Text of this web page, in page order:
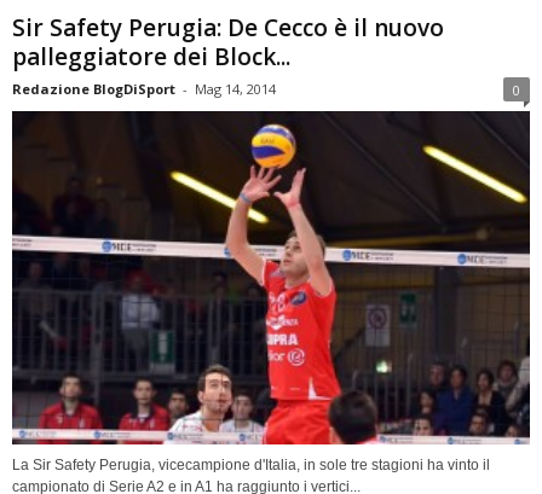
Sir Safety Perugia: De Cecco è il nuovo
palleggiatore dei Block...
Redazione BlogDiSport - Mag 14, 2014 0
La Sir Safety Perugia, vicecampione d'Italia, in sole tre stagioni ha vinto il
campionato di Serie A2 e in A1 ha raggiunto i vertici...